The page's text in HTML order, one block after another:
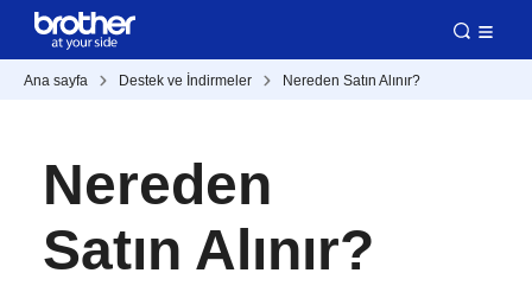
Ana sayfa Destek ve İndirmeler Nereden Satın Alınır?
Nereden
Satın Alınır?